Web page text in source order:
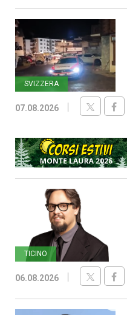
SVIZZERA
07.08.2026
TICINO
06.08.2026